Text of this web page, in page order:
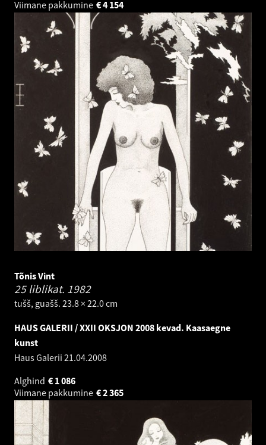
Viimane pakkumine
4 154
€
Tõnis Vint
25 liblikat. 1982
tušš, guašš. 23.8 × 22.0 cm
HAUS GALERII / XXII OKSJON 2008 kevad. Kaasaegne
kunst
Haus Galerii 21.04.2008
Alghind
1 086
€
Viimane pakkumine
2 365
€